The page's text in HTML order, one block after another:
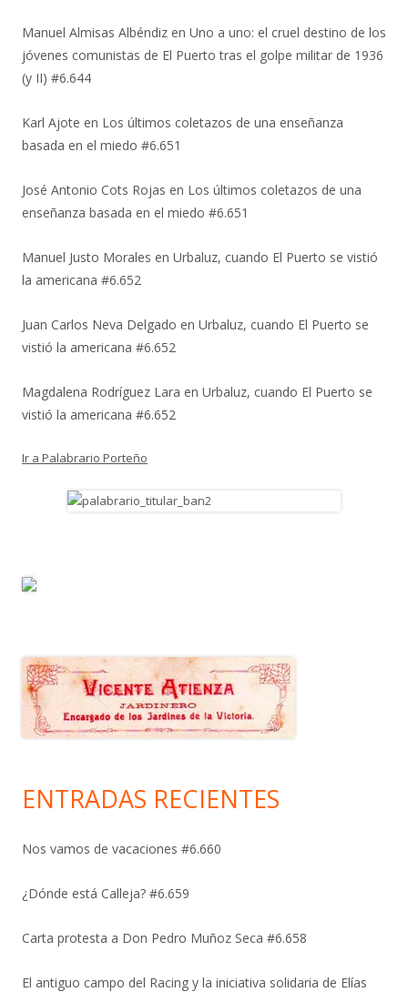
Manuel Almisas Albéndiz en Uno a uno: el cruel destino de los
jóvenes comunistas de El Puerto tras el golpe militar de 1936
(y II) #6.644
Karl Ajote en Los últimos coletazos de una enseñanza
basada en el miedo #6.651
José Antonio Cots Rojas en Los últimos coletazos de una
enseñanza basada en el miedo #6.651
Manuel Justo Morales en Urbaluz, cuando El Puerto se vistió
la americana #6.652
Juan Carlos Neva Delgado en Urbaluz, cuando El Puerto se
vistió la americana #6.652
Magdalena Rodríguez Lara en Urbaluz, cuando El Puerto se
vistió la americana #6.652
Ir a Palabrario Porteño
ENTRADAS RECIENTES
Nos vamos de vacaciones #6.660
¿Dónde está Calleja? #6.659
Carta protesta a Don Pedro Muñoz Seca #6.658
El antiguo campo del Racing y la iniciativa solidaria de Elías